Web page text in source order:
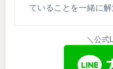
ていることを一緒に
＼公式